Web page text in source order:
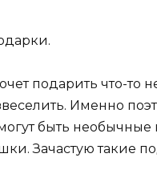
подарить что-то
Именно
быть
Зачастую такие